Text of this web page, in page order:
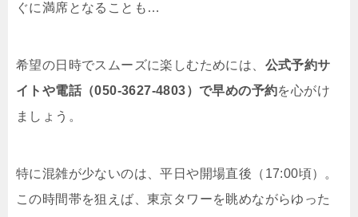
ぐに満席となることも…
希望の日時でスムーズに楽しむためには、 公式予約サ
イトや電話（050-3627-4803）で早めの予約を心がけ
ましょう。
特に混雑が少ないのは、平日や開場直後（17:00頃）。
この時間帯を狙えば、東京タワーを眺めながらゆった